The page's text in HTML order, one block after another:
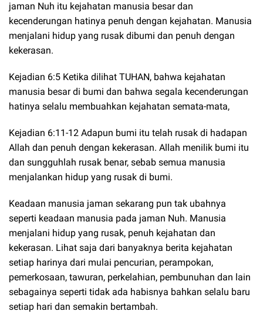
jaman Nuh itu kejahatan manusia besar dan
kecenderungan hatinya penuh dengan kejahatan. Manusia
menjalani hidup yang rusak dibumi dan penuh dengan
kekerasan.
Kejadian 6:5 Ketika dilihat TUHAN, bahwa kejahatan
manusia besar di bumi dan bahwa segala kecenderungan
hatinya selalu membuahkan kejahatan semata-mata,
Kejadian 6:11-12 Adapun bumi itu telah rusak di hadapan
Allah dan penuh dengan kekerasan. Allah menilik bumi itu
dan sungguhlah rusak benar, sebab semua manusia
menjalankan hidup yang rusak di bumi.
Keadaan manusia jaman sekarang pun tak ubahnya
seperti keadaan manusia pada jaman Nuh. Manusia
menjalani hidup yang rusak, penuh kejahatan dan
kekerasan. Lihat saja dari banyaknya berita kejahatan
setiap harinya dari mulai pencurian, perampokan,
pemerkosaan, tawuran, perkelahian, pembunuhan dan lain
sebagainya seperti tidak ada habisnya bahkan selalu baru
setiap hari dan semakin bertambah.